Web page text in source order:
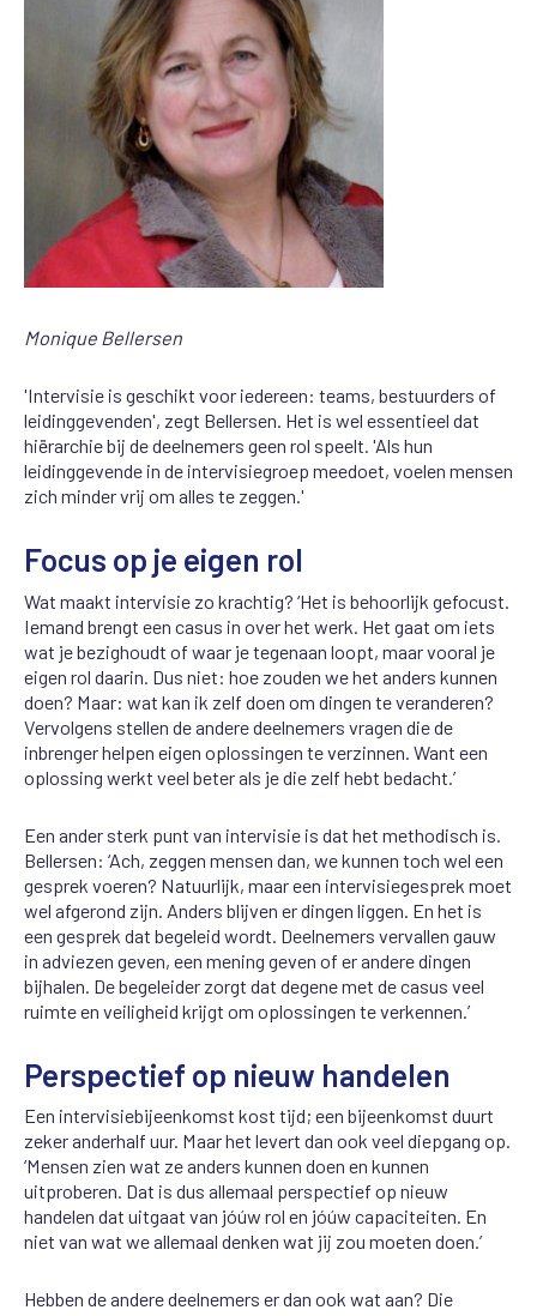
Monique Bellersen
'Intervisie is geschikt voor iedereen: teams, bestuurders of
leidinggevenden', zegt Bellersen. Het is wel essentieel dat
hiërarchie bij de deelnemers geen rol speelt. 'Als hun
leidinggevende in de intervisiegroep meedoet, voelen mensen
zich minder vrij om alles te zeggen.'
Focus op je eigen rol
Wat maakt intervisie zo krachtig? ‘Het is behoorlijk gefocust.
Iemand brengt een casus in over het werk. Het gaat om iets
wat je bezighoudt of waar je tegenaan loopt, maar vooral je
eigen rol daarin. Dus niet: hoe zouden we het anders kunnen
doen? Maar: wat kan ik zelf doen om dingen te veranderen?
Vervolgens stellen de andere deelnemers vragen die de
inbrenger helpen eigen oplossingen te verzinnen. Want een
oplossing werkt veel beter als je die zelf hebt bedacht.’
Een ander sterk punt van intervisie is dat het methodisch is.
Bellersen: ‘Ach, zeggen mensen dan, we kunnen toch wel een
gesprek voeren? Natuurlijk, maar een intervisiegesprek moet
wel afgerond zijn. Anders blijven er dingen liggen. En het is
een gesprek dat begeleid wordt. Deelnemers vervallen gauw
in adviezen geven, een mening geven of er andere dingen
bijhalen. De begeleider zorgt dat degene met de casus veel
ruimte en veiligheid krijgt om oplossingen te verkennen.’
Perspectief op nieuw handelen
Een intervisiebijeenkomst kost tijd; een bijeenkomst duurt
zeker anderhalf uur. Maar het levert dan ook veel diepgang op.
‘Mensen zien wat ze anders kunnen doen en kunnen
uitproberen. Dat is dus allemaal perspectief op nieuw
handelen dat uitgaat van jóúw rol en jóúw capaciteiten. En
niet van wat we allemaal denken wat jij zou moeten doen.’
Hebben de andere deelnemers er dan ook wat aan? Die